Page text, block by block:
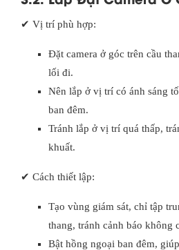
✔ Vị trí phù hợp:
Đặt camera ở góc trên cầu
lối đi.
Nên lắp ở vị trí có ánh sáng
ban đêm.
Tránh lắp ở vị trí quá thấp,
khuất.
✔ Cách thiết lập:
Tạo vùng giám sát, chỉ tập
thang, tránh cảnh báo không
Bật hồng ngoại ban đêm,